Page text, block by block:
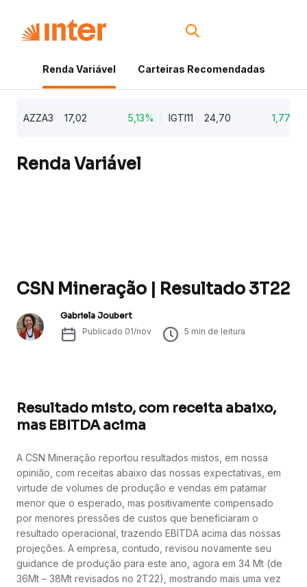
Renda Variável Carteiras Recomendadas
AZZA3 17,02 5,13% IGTI11 24,70 1,77%
Renda Variável
CSN Mineração | Resultado 3T22
Gabriela Joubert
Publicado 01/nov 5 min de leitura
Resultado misto, com receita abaixo,
mas EBITDA acima
A CSN Mineração reportou resultados mistos, em nossa
opinião, com receitas abaixo das nossas expectativas, em
virtude de volumes de produção e vendas em patamar
menor que o esperado, mas positivamente compensado
por menores pressões de custos que beneficiaram o
resultado operacional, trazendo EBITDA acima das nossas
projeções. A empresa, contudo, revisou novamente seu
guidance de produção para este ano, agora em 34 Mt (de
36Mt – 38Mt revisados no 2T22), mostrando mais uma vez